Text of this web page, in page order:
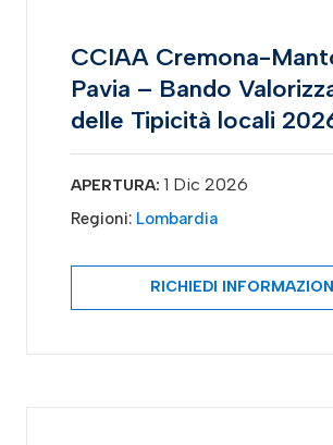
CCIAA Cremona-
Pavia – Bando
delle Tipicità locali
APERTURA: 1 Dic 2026
Regioni: Lombardia
RICHIEDI